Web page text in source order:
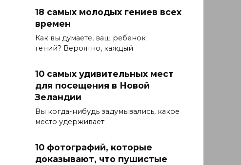
18 самых молодых гениев всех
времен
Как вы думаете, ваш ребенок
гений? Вероятно, каждый
10 самых удивительных мест
для посещения в Новой
Зеландии
Вы когда-нибудь задумывались, какое
место удерживает
10 фотографий, которые
доказывают, что пушистые